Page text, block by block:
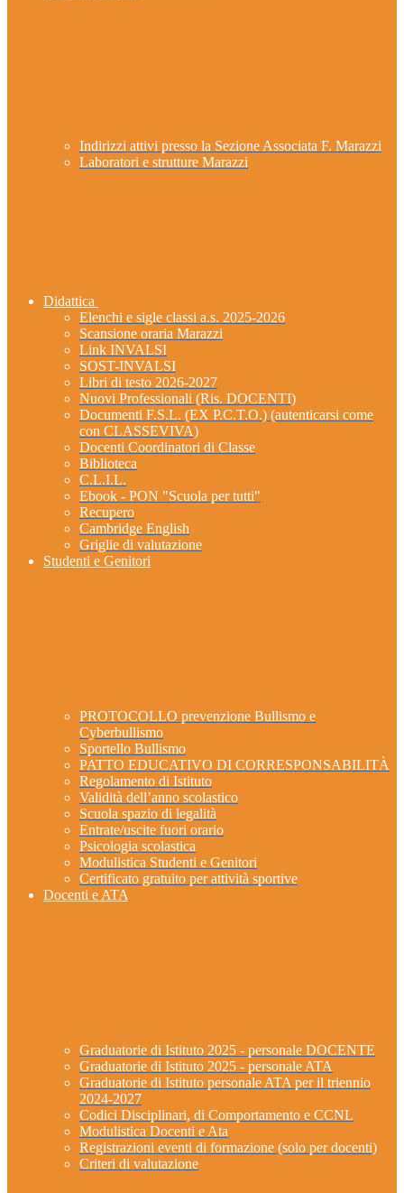
Indirizzi attivi presso la Sezione Associata F. Marazzi
Laboratori e strutture Marazzi
Didattica
Elenchi e sigle classi a.s. 2025-2026
Scansione oraria Marazzi
Link INVALSI
SOST-INVALSI
Libri di testo 2026-2027
Nuovi Professionali (Ris. DOCENTI)
Documenti F.S.L. (EX P.C.T.O.) (autenticarsi come
con CLASSEVIVA)
Docenti Coordinatori di Classe
Biblioteca
C.L.I.L.
Ebook - PON "Scuola per tutti"
Recupero
Cambridge English
Griglie di valutazione
Studenti e Genitori
PROTOCOLLO prevenzione Bullismo e
Cyberbullismo
Sportello Bullismo
PATTO EDUCATIVO DI CORRESPONSABILITÀ
Regolamento di Istituto
Validità dell’anno scolastico
Scuola spazio di legalità
Entrate/uscite fuori orario
Psicologia scolastica
Modulistica Studenti e Genitori
Certificato gratuito per attività sportive
Docenti e ATA
Graduatorie di Istituto 2025 - personale DOCENTE
Graduatorie di Istituto 2025 - personale ATA
Graduatorie di Istituto personale ATA per il triennio
2024-2027
Codici Disciplinari, di Comportamento e CCNL
Modulistica Docenti e Ata
Registrazioni eventi di formazione (solo per docenti)
Criteri di valutazione